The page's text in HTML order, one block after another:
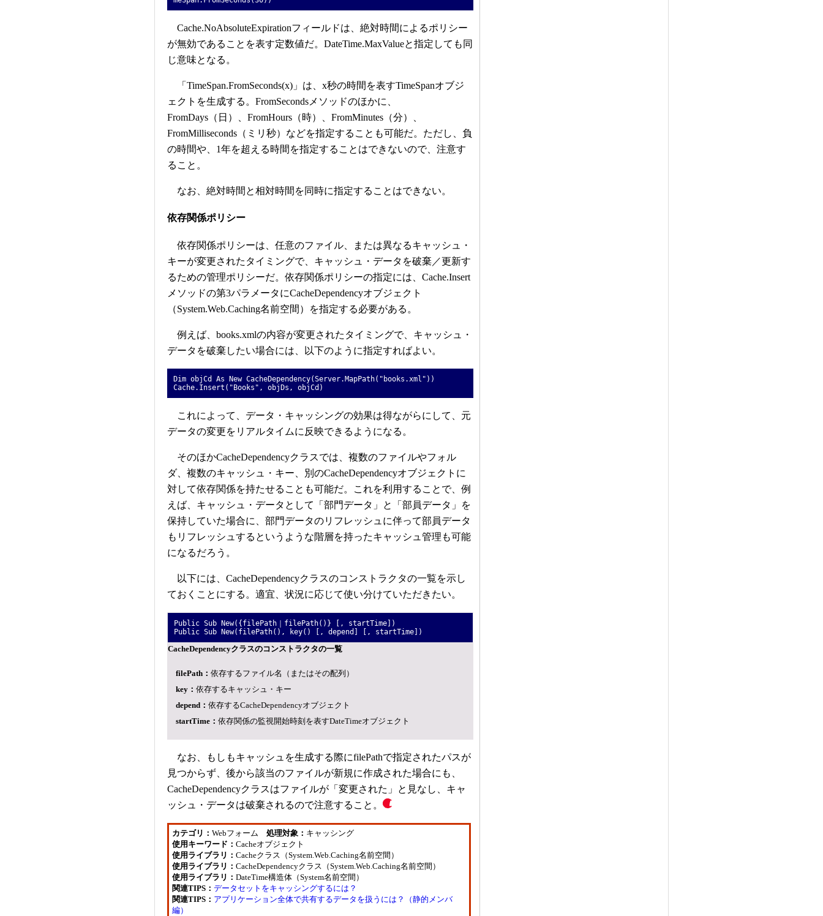
Cache.NoAbsoluteExpirationフィールドは、絶対時間によるポリシー
が無効であることを表す定数値だ。DateTime.MaxValueと指定しても同
じ意味となる。
「TimeSpan.FromSeconds(x)」は、x秒の時間を表すTimeSpanオブジ
ェクトを生成する。FromSecondsメソッドのほかに、
FromDays（日）、FromHours（時）、FromMinutes（分）、
FromMilliseconds（ミリ秒）などを指定することも可能だ。ただし、負
の時間や、1年を超える時間を指定することはできないので、注意す
ること。
なお、絶対時間と相対時間を同時に指定することはできない。
依存関係ポリシー
依存関係ポリシーは、任意のファイル、または異なるキャッシュ・
キーが変更されたタイミングで、キャッシュ・データを破棄／更新す
るための管理ポリシーだ。依存関係ポリシーの指定には、Cache.Insert
メソッドの第3パラメータにCacheDependencyオブジェクト
（System.Web.Caching名前空間）を指定する必要がある。
例えば、books.xmlの内容が変更されたタイミングで、キャッシュ・
データを破棄したい場合には、以下のように指定すればよい。
Dim objCd As New CacheDependency(Server.MapPath("books.xml"))
Cache.Insert("Books", objDs, objCd)
これによって、データ・キャッシングの効果は得ながらにして、元
データの変更をリアルタイムに反映できるようになる。
そのほかCacheDependencyクラスでは、複数のファイルやフォル
ダ、複数のキャッシュ・キー、別のCacheDependencyオブジェクトに
対して依存関係を持たせることも可能だ。これを利用することで、例
えば、キャッシュ・データとして「部門データ」と「部員データ」を
保持していた場合に、部門データのリフレッシュに伴って部員データ
もリフレッシュするというような階層を持ったキャッシュ管理も可能
になるだろう。
以下には、CacheDependencyクラスのコンストラクタの一覧を示し
ておくことにする。適宜、状況に応じて使い分けていただきたい。
Public Sub New({filePath｜filePath()} [, startTime])
Public Sub New(filePath(), key() [, depend] [, startTime])
CacheDependencyクラスのコンストラクタの一覧
filePath： 依存するファイル名（またはその配列）
key： 依存するキャッシュ・キー
depend： 依存するCacheDependencyオブジェクト
startTime： 依存関係の監視開始時刻を表すDateTimeオブジェクト
なお、もしもキャッシュを生成する際にfilePathで指定されたパスが
見つからず、後から該当のファイルが新規に作成された場合にも、
CacheDependencyクラスはファイルが「変更された」と見なし、キャ
ッシュ・データは破棄されるので注意すること。
カテゴリ： Webフォーム 処理対象： キャッシング
使用キーワード： Cacheオブジェクト
使用ライブラリ： Cacheクラス（System.Web.Caching名前空間）
使用ライブラリ： CacheDependencyクラス（System.Web.Caching名前空間）
使用ライブラリ： DateTime構造体（System名前空間）
関連TIPS： データセットをキャッシングするには？
関連TIPS： アプリケーション全体で共有するデータを扱うには？（静的メンバ
編）